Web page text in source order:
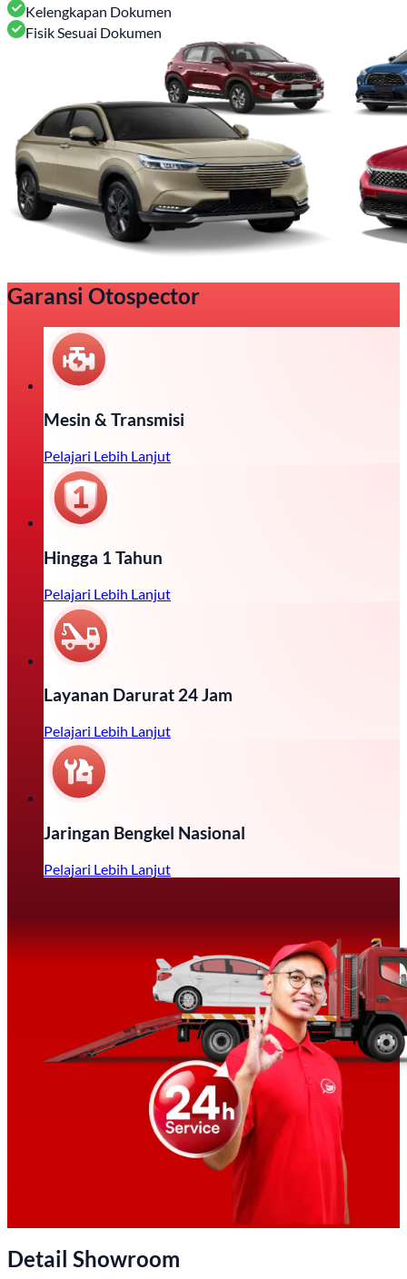
Kelengkapan Dokumen
Fisik Sesuai Dokumen
Garansi Otospector
Mesin & Transmisi
Pelajari Lebih Lanjut
Hingga 1 Tahun
Pelajari Lebih Lanjut
Layanan Darurat 24 Jam
Pelajari Lebih Lanjut
Jaringan Bengkel Nasional
Pelajari Lebih Lanjut
Detail Showroom